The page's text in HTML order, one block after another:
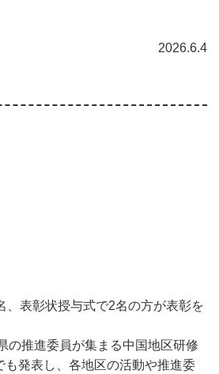
2026.6.4
表彰状授与式で2名の方が表彰を
の推進委員が集まる中国地区研修
発表し、各地区の活動や推進委